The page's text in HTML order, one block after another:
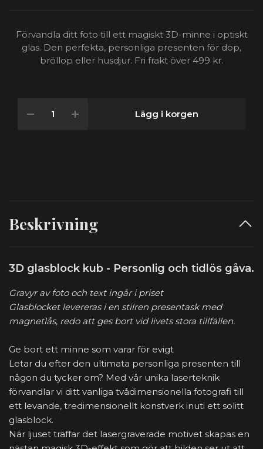
Förvandla ditt foto till ett magiskt 3D-minne i optiskt
glas. Den perfekta, personliga presenten för dop,
bröllop eller husdjur. Fri frakt över 499 kr.
Lägg i korgen
Beskrivning
3D glasblock kub - Personlig och tidlös gåva.
Gravyr av foto och text ingår i priset
Glasblocket levereras i en stilren presentask med
magnetlås, redo att ges bort vid livets stora tillfällen.
Ge bort ett minne som varar för evigt
Letar du efter den ultimata personliga presenten till
någon du tycker om? Med vår unika laserteknik
förvandlar vi ditt vanliga tvådimensionella fotografi till
ett levande, tredimensionellt konstverk inuti ett solitt
glasblock.
När ljuset träffar det lasergraverade motivet skapas en